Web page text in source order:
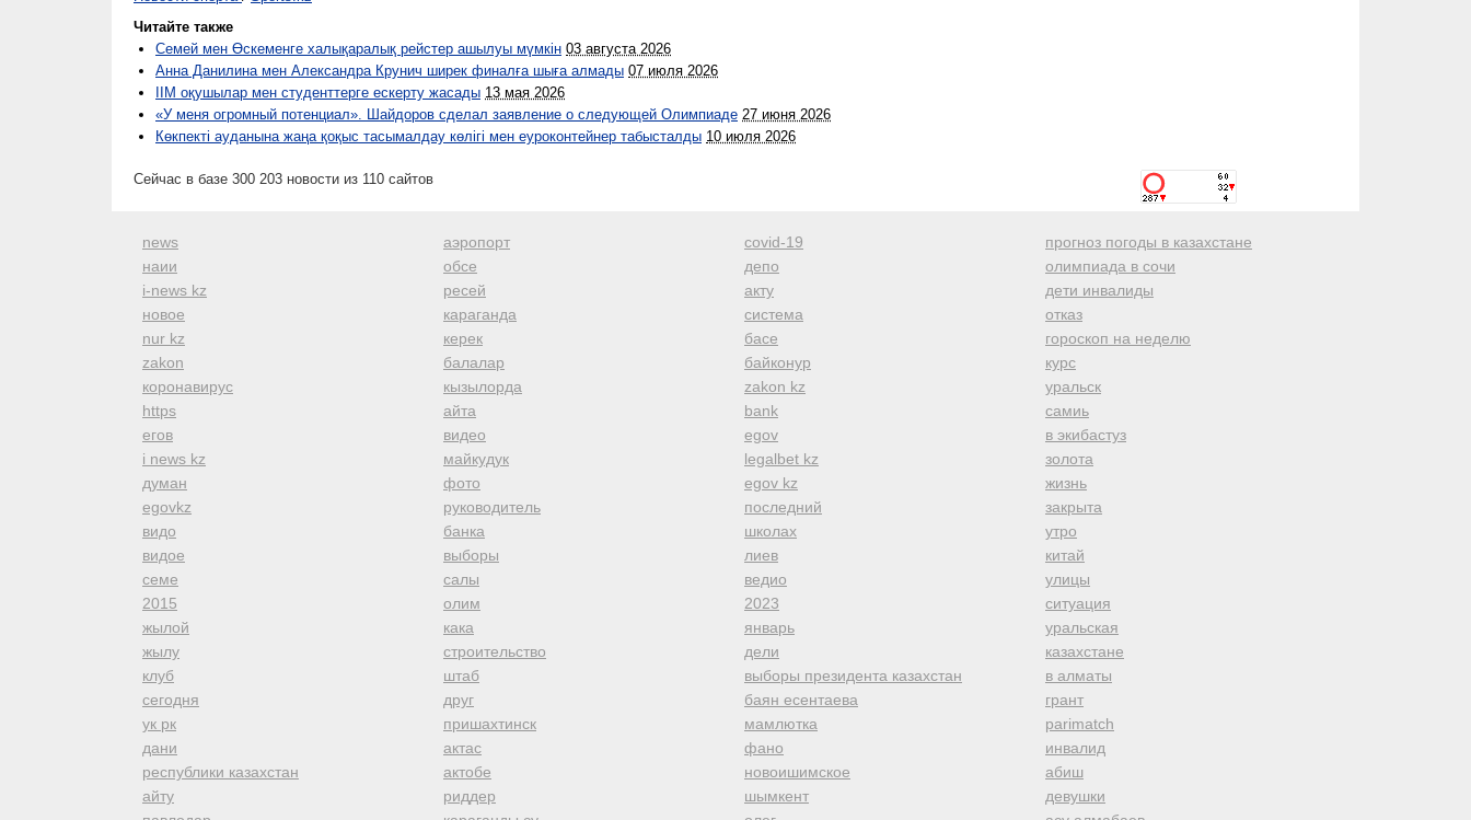
Читайте также
Семей мен Өскеменге халықаралық рейстер ашылуы мүмкін 03 августа 2026
Анна Данилина мен Александра Крунич ширек финалға шыға алмады 07 июля 2026
ІІМ оқушылар мен студенттерге ескерту жасады 13 мая 2026
«У меня огромный потенциал». Шайдоров сделал заявление о следующей Олимпиаде 27 июня 2026
Көкпекті ауданына жаңа қоқыс тасымалдау көлігі мен еуроконтейнер табысталды 10 июля 2026
Сейчас в базе 300 203 новости из 110 сайтов
news
наии
i-news kz
новое
nur kz
zakon
коронавирус
https
егов
i news kz
думан
egovkz
видо
видое
семе
2015
жылой
жылу
клуб
сегодня
ук рк
дани
республики казахстан
айту
аэропорт
обсе
ресей
караганда
керек
балалар
кызылорда
айта
видео
майкудук
фото
руководитель
банка
выборы
салы
олим
кака
строительство
штаб
друг
пришахтинск
актас
актобе
риддер
covid-19
депо
акту
система
басе
байконур
zakon kz
bank
egov
legalbet kz
egov kz
последний
школах
лиев
ведио
2023
январь
дели
выборы президента казахстан
баян есентаева
мамлютка
фано
новоишимское
шымкент
прогноз погоды в казахстане
олимпиада в сочи
дети инвалиды
отказ
гороскоп на неделю
курс
уральск
самиь
в экибастуз
золота
жизнь
закрыта
утро
китай
улицы
ситуация
уральская
казахстане
в алматы
грант
parimatch
инвалид
абиш
девушки